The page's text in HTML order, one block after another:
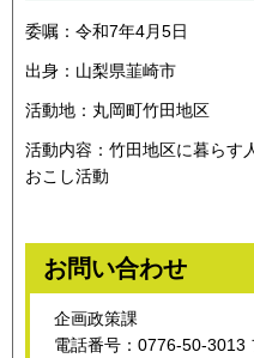
委嘱：令和7年4月5日
出身：山梨県韮崎市
活動地：丸岡町竹田地区
活動内容：竹田地区に暮らす
おこし活動
お問い合わせ
企画政策課
電話番号：0776-50-3013